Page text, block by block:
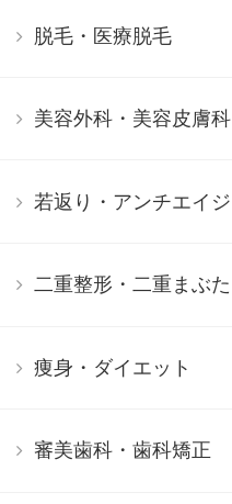
脱毛・医療脱毛
美容外科・美容皮膚科
若返り・アンチエイ
二重整形・二重まぶた
痩身・ダイエット
審美歯科・歯科矯正